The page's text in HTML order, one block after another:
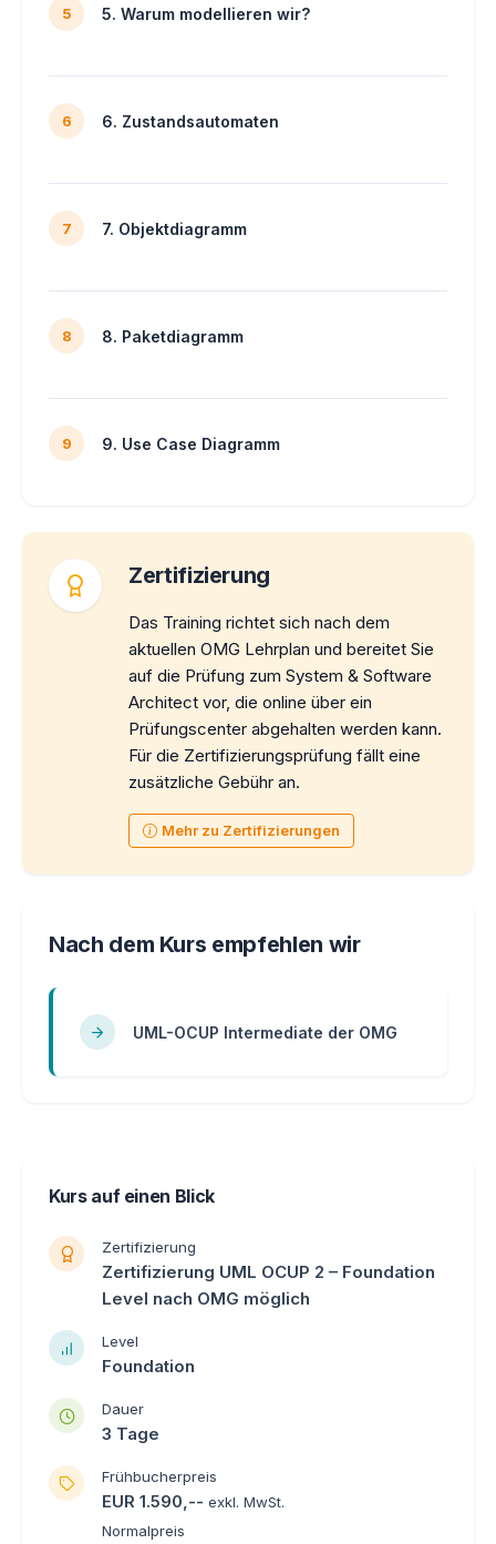
5 5. Warum modellieren wir?
6 6. Zustandsautomaten
7 7. Objektdiagramm
8 8. Paketdiagramm
9 9. Use Case Diagramm
Zertifizierung
Das Training richtet sich nach dem
aktuellen OMG Lehrplan und bereitet Sie
auf die Prüfung zum System & Software
Architect vor, die online über ein
Prüfungscenter abgehalten werden kann.
Für die Zertifizierungsprüfung fällt eine
zusätzliche Gebühr an.
Mehr zu Zertifizierungen
Nach dem Kurs empfehlen wir
UML-OCUP Intermediate der OMG
Kurs auf einen Blick
Zertifizierung
Zertifizierung UML OCUP 2 – Foundation
Level nach OMG möglich
Level
Foundation
Dauer
3 Tage
Frühbucherpreis
EUR 1.590,-- exkl. MwSt.
Normalpreis